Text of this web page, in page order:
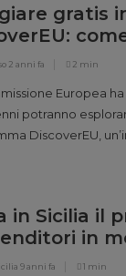
gratis
2 anni fa 2 min
Europea
potranno
DiscoverEU,
in treno.
il periodo […]
in Sicilia il
in
9 anni fa 1 min